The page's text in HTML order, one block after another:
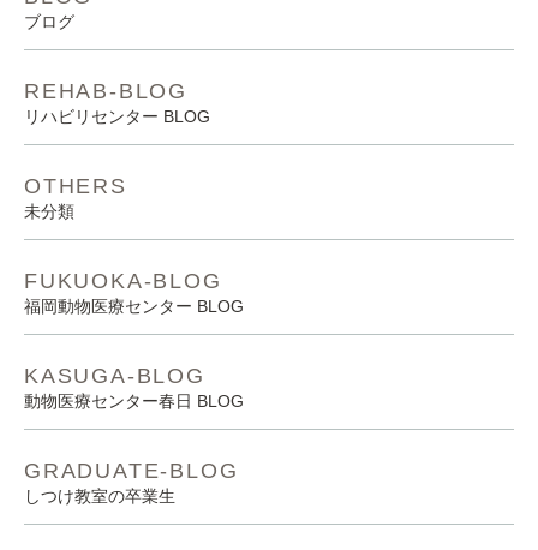
ブログ
REHAB-BLOG
リハビリセンター BLOG
OTHERS
未分類
FUKUOKA-BLOG
福岡動物医療センター BLOG
KASUGA-BLOG
動物医療センター春日 BLOG
GRADUATE-BLOG
しつけ教室の卒業生